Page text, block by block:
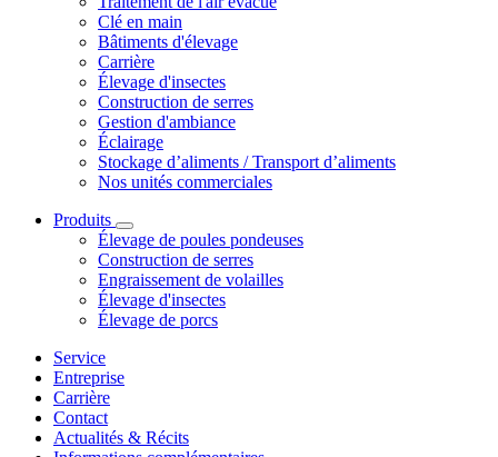
Clé en main
Bâtiments d'élevage
Carrière
Élevage d'insectes
Construction de serres
Gestion d'ambiance
Éclairage
Stockage d’aliments / Transport d’aliments
Nos unités commerciales
Produits
Élevage de poules pondeuses
Construction de serres
Engraissement de volailles
Élevage d'insectes
Élevage de porcs
Service
Entreprise
Carrière
Contact
Actualités & Récits